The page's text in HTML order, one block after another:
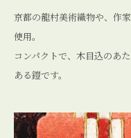
京都の龍村美術織物や、作
使用。
コンパクトで、木目込のあ
ある鎧です。